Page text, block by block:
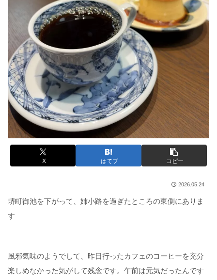
X はてブ コピー
2026.05.24
堺町御池を下がって、姉小路を過ぎたところの東側にありま
す
風邪気味のようでして、昨日行ったカフェのコーヒーを充分
楽しめなかった気がして残念です。午前は元気だったんです